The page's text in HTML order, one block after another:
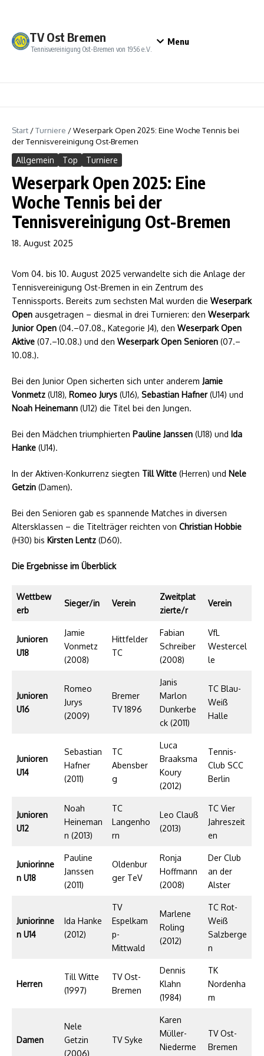
TV Ost Bremen
Tennisvereinigung Ost-Bremen von 1956 e.V.
Menu
Start /Turniere /Weserpark Open 2025: Eine Woche Tennis bei
der Tennisvereinigung Ost-Bremen
Allgemein Top Turniere
Weserpark Open 2025: Eine
Woche Tennis bei der
Tennisvereinigung Ost-Bremen
18. August 2025
Vom 04. bis 10. August 2025 verwandelte sich die Anlage der
Tennisvereinigung Ost-Bremen in ein Zentrum des
Tennissports. Bereits zum sechsten Mal wurden die Weserpark
Open ausgetragen – diesmal in drei Turnieren: den Weserpark
Junior Open (04.–07.08., Kategorie J4), den Weserpark Open
Aktive (07.–10.08.) und den Weserpark Open Senioren (07.–
10.08.).
Bei den Junior Open sicherten sich unter anderem Jamie
Vonmetz (U18), Romeo Jurys (U16), Sebastian Hafner(U14) und
Noah Heinemann (U12) die Titel bei den Jungen.
Bei den Mädchen triumphierten Pauline Janssen (U18) und Ida
Hanke (U14).
In der Aktiven-Konkurrenz siegten Till Witte (Herren) und Nele
Getzin (Damen).
Bei den Senioren gab es spannende Matches in diversen
Altersklassen – die Titelträger reichten von Christian Hobbie
(H30) bis Kirsten Lentz (D60).
Die Ergebnisse im Überblick
Wettbew
erb
Sieger/in Verein
Zweitplat
zierte/r
Verein
Junioren
U18
Jamie
Vonmetz
(2008)
Hittfelder
TC
Fabian
Schreiber
(2008)
VfL
Westercel
le
Junioren
U16
Romeo
Jurys
(2009)
Bremer
TV 1896
Janis
Marlon
Dunkerbe
ck (2011)
TC Blau-
Weiß
Halle
Junioren
U14
Sebastian
Hafner
(2011)
TC
Abensber
g
Luca
Braaksma
Koury
(2012)
Tennis-
Club SCC
Berlin
Junioren
U12
Noah
Heineman
n (2013)
TC
Langenho
rn
Leo Clauß
(2013)
TC Vier
Jahreszeit
en
Juniorinne
n U18
Pauline
Janssen
(2011)
Oldenbur
ger TeV
Ronja
Hoffmann
(2008)
Der Club
an der
Alster
Juniorinne
n U14
Ida Hanke
(2012)
TV
Espelkam
p-
Mittwald
Marlene
Roling
(2012)
TC Rot-
Weiß
Salzberge
n
Herren
Till Witte
(1997)
TV Ost-
Bremen
Dennis
Klahn
(1984)
TK
Nordenha
m
Damen
Nele
Getzin
(2006)
TV Syke
Karen
Müller-
Niederme
TV Ost-
Bremen